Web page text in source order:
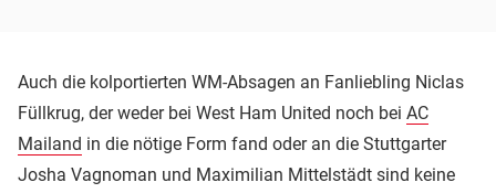
Auch die kolportierten WM-Absagen an Fanliebling Niclas
Füllkrug, der weder bei West Ham United noch bei AC
Mailand in die nötige Form fand oder an die Stuttgarter
Josha Vagnoman und Maximilian Mittelstädt sind keine